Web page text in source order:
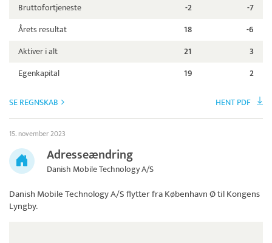
Bruttofortjeneste -2
-7
Årets resultat
18
-6
Aktiver i alt
21
3
Egenkapital
19 2
SE REGNSKAB HENT PDF
15. november 2023
Adresseændring
Danish Mobile Technology A/S
Danish Mobile Technology A/Sflytter fra København Ø til Kongens
Lyngby.